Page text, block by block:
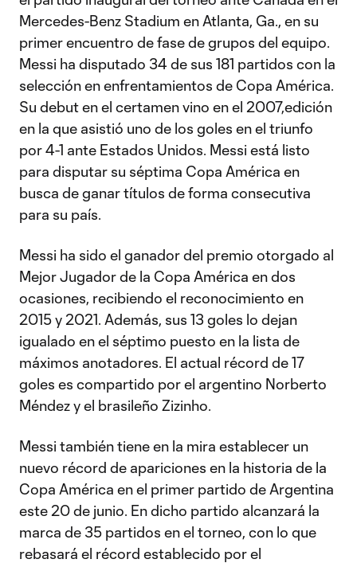
Mercedes-Benz Stadium en Atlanta, Ga., en su
primer encuentro de fase de grupos del equipo.
Messi ha disputado 34 de sus 181 partidos con la
selección en enfrentamientos de Copa América.
Su debut en el certamen vino en el 2007,edición
en la que asistió uno de los goles en el triunfo
por 4-1 ante Estados Unidos. Messi está listo
para disputar su séptima Copa América en
busca de ganar títulos de forma consecutiva
para su país.
Messi ha sido el ganador del premio otorgado al
Mejor Jugador de la Copa América en dos
ocasiones, recibiendo el reconocimiento en
2015 y 2021. Además, sus 13 goles lo dejan
igualado en el séptimo puesto en la lista de
máximos anotadores. El actual récord de 17
goles es compartido por el argentino Norberto
Méndez y el brasileño Zizinho.
Messi también tiene en la mira establecer un
nuevo récord de apariciones en la historia de la
Copa América en el primer partido de Argentina
este 20 de junio. En dicho partido alcanzará la
marca de 35 partidos en el torneo, con lo que
rebasará el récord establecido por el